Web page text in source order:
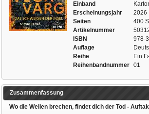
Einband
Erscheinungsjahr
2026
Seiten
400
Artikelnummer
ISBN
978-
Auflage
Reihe
Ein
Reihenbandnummer
01
Zusammenfassung
Wo die Wellen brechen, findet dich der Tod -